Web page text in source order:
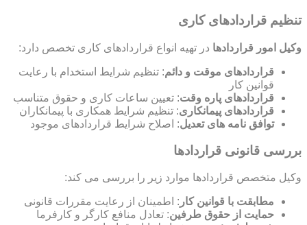
تنظیم قراردادهای کاری
وکیل امور قراردادها در تهیه انواع قراردادهای کاری تخصص دارد:
قراردادهای موقت و دائم: تنظیم شرایط استخدام با رعایت
قوانین کار
قراردادهای پاره وقت: تعیین ساعات کاری و حقوق متناسب
قراردادهای پیمانکاری: تنظیم شرایط همکاری با پیمانکاران
توافق نامه های تعدیل: اصلاح شرایط قراردادهای موجود
بررسی قانونی قراردادها
وکیل متخصص قراردادها موارد زیر را بررسی می کند:
مطابقت با قوانین کار : اطمینان از رعایت مقررات قانونی
حمایت از حقوق طرفین: تعادل منافع کارگر و کارفرما